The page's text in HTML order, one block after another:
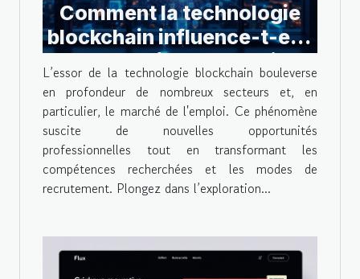
Comment la technologie
blockchain influence-t-elle
le marché de l'emploi ?
L’essor de la technologie blockchain bouleverse
en profondeur de nombreux secteurs et, en
particulier, le marché de l'emploi. Ce phénomène
suscite de nouvelles opportunités
professionnelles tout en transformant les
compétences recherchées et les modes de
recrutement. Plongez dans l’exploration...